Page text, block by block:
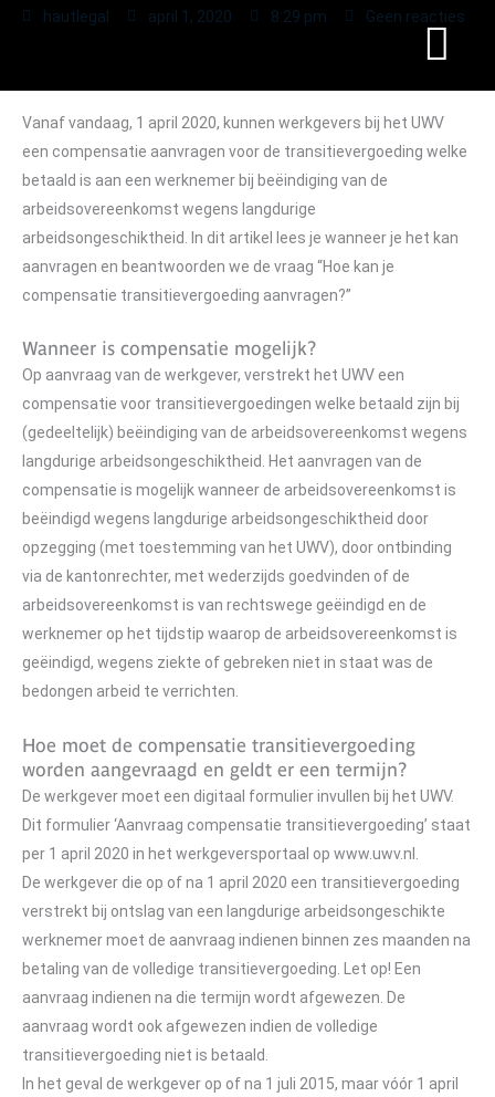
hautlegal april 1, 2020 8:29 pm Geen reacties
Vanaf vandaag, 1 april 2020, kunnen werkgevers bij het UWV
een compensatie aanvragen voor de transitievergoeding welke
betaald is aan een werknemer bij beëindiging van de
arbeidsovereenkomst wegens langdurige
arbeidsongeschiktheid. In dit artikel lees je wanneer je het kan
aanvragen en beantwoorden we de vraag “Hoe kan je
compensatie transitievergoeding aanvragen?”
Wanneer is compensatie mogelijk?
Op aanvraag van de werkgever, verstrekt het UWV een
compensatie voor transitievergoedingen welke betaald zijn bij
(gedeeltelijk) beëindiging van de arbeidsovereenkomst wegens
langdurige arbeidsongeschiktheid. Het aanvragen van de
compensatie is mogelijk wanneer de arbeidsovereenkomst is
beëindigd wegens langdurige arbeidsongeschiktheid door
opzegging (met toestemming van het UWV), door ontbinding
via de kantonrechter, met wederzijds goedvinden of de
arbeidsovereenkomst is van rechtswege geëindigd en de
werknemer op het tijdstip waarop de arbeidsovereenkomst is
geëindigd, wegens ziekte of gebreken niet in staat was de
bedongen arbeid te verrichten.
Hoe moet de compensatie transitievergoeding
worden aangevraagd en geldt er een termijn?
De werkgever moet een digitaal formulier invullen bij het UWV.
Dit formulier ‘Aanvraag compensatie transitievergoeding’ staat
per 1 april 2020 in het werkgeversportaal op www.uwv.nl.
De werkgever die op of na 1 april 2020 een transitievergoeding
verstrekt bij ontslag van een langdurige arbeidsongeschikte
werknemer moet de aanvraag indienen binnen zes maanden na
betaling van de volledige transitievergoeding. Let op! Een
aanvraag indienen na die termijn wordt afgewezen. De
aanvraag wordt ook afgewezen indien de volledige
transitievergoeding niet is betaald.
In het geval de werkgever op of na 1 juli 2015, maar vóór 1 april